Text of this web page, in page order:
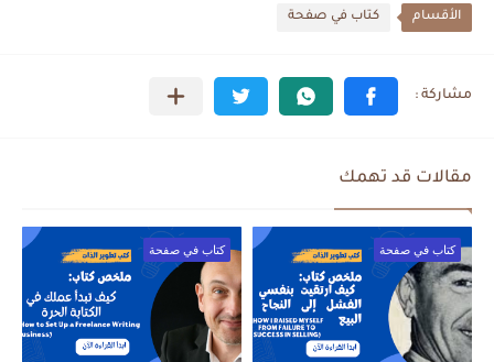
الأقسام كتاب في صفحة
مقالات قد تهمك
كتاب في صفحة كتاب في صفحة